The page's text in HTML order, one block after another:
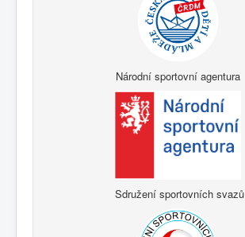
Národní sportovní agentura
Sdružení sportovních svazů